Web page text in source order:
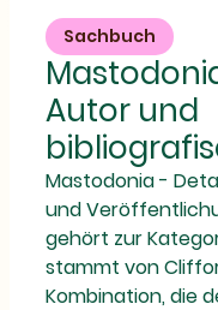
Inhalt,
bibliografische
Sachbuch
Autor und
Mastodonia -
und
gehört zur
stammt von
Kombination, die